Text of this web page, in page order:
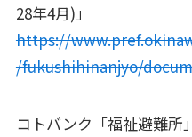
28年4月)」
https://
/fukushihinanjyo/
コトバンク「福祉避難所